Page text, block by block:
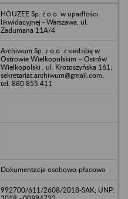
HOUZEE Sp. z o.o. w upadłości
likwidacyjnej - Warszawa, ul.
Zadumana 11A/4
Archiwum Sp. z o.o. z siedzibą w
Ostrowie Wielkopolskim – Ostrów
Wielkopolski , ul. Krotoszyńska 161;
sekretariat.archiwum@gmail.com;
tel. 880 855 411
Dokumentacja osobowo-płacowa
992700/611/2608/2018-SAK; UNP: